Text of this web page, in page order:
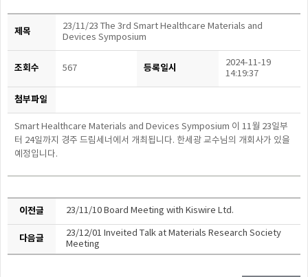
제목
23/11/23 The 3rd Smart Healthcare Materials and
Devices Symposium
조회수 567 등록일시
2024-11-19
14:19:37
첨부파일
Smart Healthcare Materials and Devices Symposium 이 11월 23일부
터 24일까지 경주 드림세너에서 개최됩니다. 한세광 교수님의 개회사가 있을
예정입니다.
이전글 23/11/10 Board Meeting with Kiswire Ltd.
다음글
23/12/01 Inveited Talk at Materials Research Society
Meeting